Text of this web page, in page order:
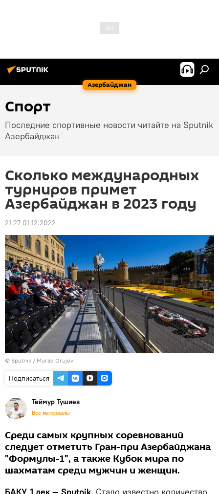
Азербайджан
Спорт
Последние спортивные новости читайте на Sputnik
Азербайджан
Сколько международных
турниров примет
Азербайджан в 2023 году
21:27 01.12.2022
© Sputnik / Murad Orujov
Подписаться
Теймур Тушиев
Все материалы
Среди самых крупных соревнований
следует отметить Гран-при Азербайджана
"Формулы-1", а также Кубок мира по
шахматам среди мужчин и женщин.
БАКУ, 1 дек — Sputnik. Стало известно количество